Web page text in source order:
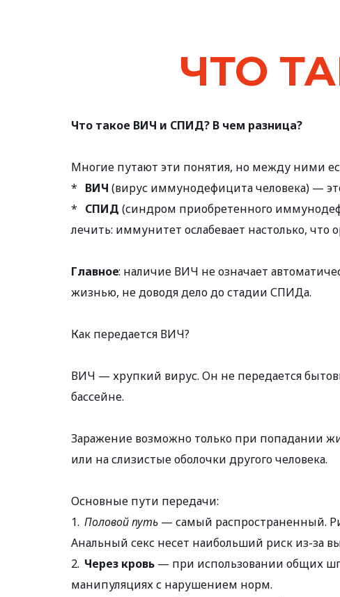
ЧТО
Что такое ВИЧ и СПИД? В чем разница?
Многие путают эти понятия, но между ними
* ВИЧ (вирус иммунодефицита человека) —
* СПИД (синдром приобретенного
лечить: иммунитет ослабевает настолько,
Главное: наличие ВИЧ не означает
жизнью, не доводя дело до стадии СПИДа.
Как передается ВИЧ?
ВИЧ — хрупкий вирус. Он не передается
бассейне.
Заражение возможно только при попадании
или на слизистые оболочки другого человека.
Основные пути передачи:
1. Половой путь — самый распространенный.
Анальный секс несет наибольший риск из-за
2. Через кровь — при использовании общих
манипуляциях с нарушением норм.